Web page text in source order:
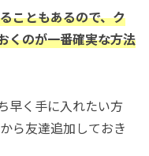
こともあるので、ク
くのが一番確実な方法
早く手に入れたい方
ら友達追加しておき